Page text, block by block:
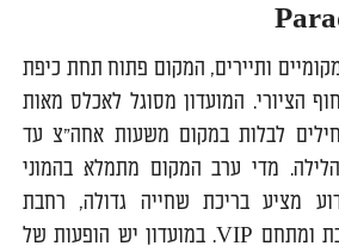
ותיירים, המקום פתוח תחת כיפת
הציורי. המועדון מסוגל לאכלס מאות
לבלות במקום משעות אחה"צ עד
מדי ערב המקום מתמלא בהמוני
מציע בריכת שחייה גדולה, רחבת
ריקודים גדולה ומעוצבת ומתחם VIP. במועדון יש הופעות של